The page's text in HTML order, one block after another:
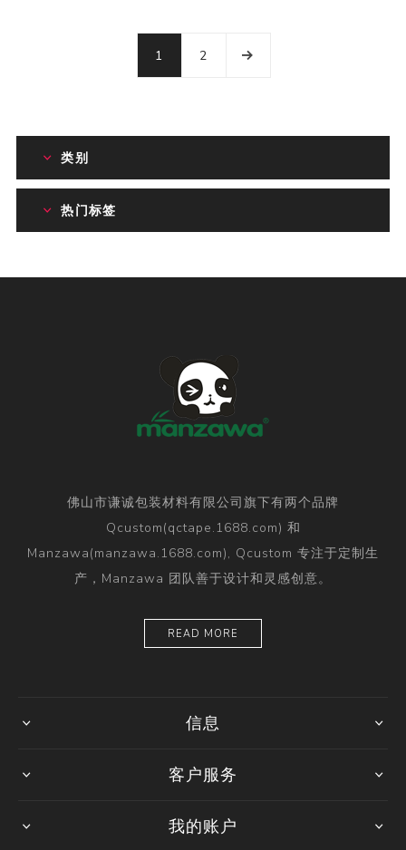
1 2
类别
热门标签
佛山市谦诚包装材料有限公司旗下有两个品牌
Qcustom(qctape.1688.com) 和
Manzawa(manzawa.1688.com), Qcustom 专注于定制生
产，Manzawa 团队善于设计和灵感创意。
READ MORE
信息
客户服务
我的账户